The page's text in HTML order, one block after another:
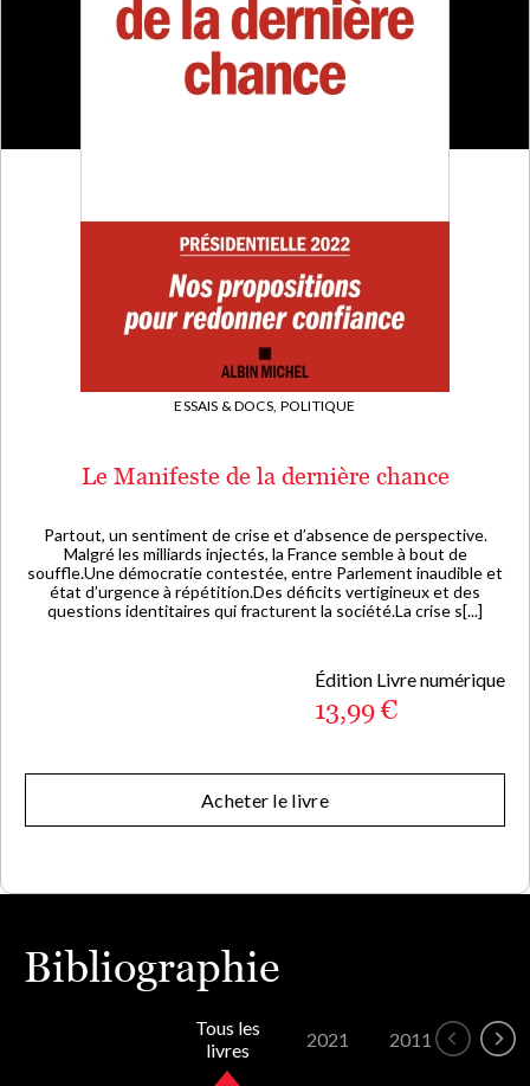
ESSAIS & DOCS, POLITIQUE
Le Manifeste de la dernière chance
Partout, un sentiment de crise et d’absence de perspective.
Malgré les milliards injectés, la France semble à bout de
souffle.Une démocratie contestée, entre Parlement inaudible et
état d’urgence à répétition.Des déficits vertigineux et des
questions identitaires qui fracturent la société.La crise s[...]
Édition Livre numérique
13,99 €
Acheter le livre
Bibliographie
Tous les
livres
2021 2011